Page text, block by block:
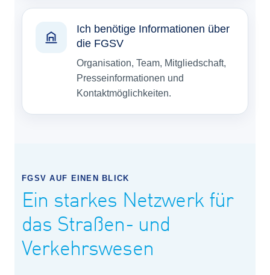
Ich benötige Informationen über
die FGSV
Organisation, Team, Mitgliedschaft,
Presseinformationen und
Kontaktmöglichkeiten.
FGSV AUF EINEN BLICK
Ein starkes Netzwerk für
das Straßen- und
Verkehrswesen